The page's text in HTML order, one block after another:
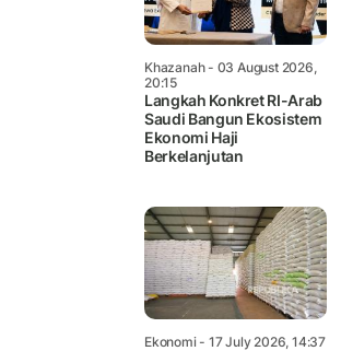
Khazanah- 03 August 2026,
20:15
Langkah Konkret RI-Arab
Saudi Bangun Ekosistem
Ekonomi Haji
Berkelanjutan
Ekonomi- 17 July 2026, 14:37